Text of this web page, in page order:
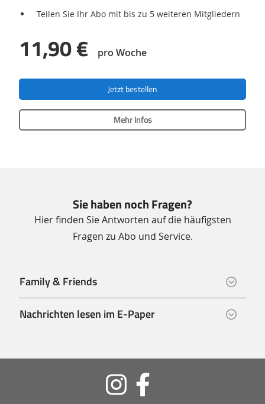
Teilen Sie Ihr Abo mit bis zu 5 weiteren Mitgliedern
11,90 € pro Woche
Jetzt bestellen
Mehr Infos
Sie haben noch Fragen?
Hier finden Sie Antworten auf die häufigsten
Fragen zu Abo und Service.
Family & Friends
Nachrichten lesen im E-Paper
Soziale
Medien